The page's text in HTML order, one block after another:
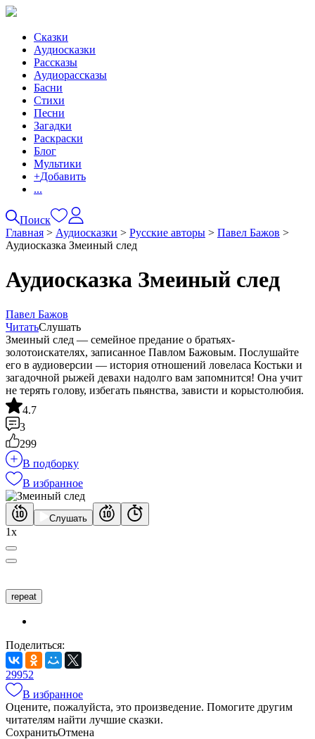
Сказки
Аудиосказки
Рассказы
Аудиорассказы
Басни
Стихи
Песни
Загадки
Раскраски
Блог
Мультики
+Добавить
...
Поиск
Главная > Аудиосказки > Русские авторы > Павел Бажов >
Аудиосказка Змеиный след
Аудиосказка Змеиный след
Павел Бажов
ЧитатьСлушать
Змеиный след — семейное предание о братьях-
золотоискателях, записанное Павлом Бажовым. Послушайте
его в аудиоверсии — история отношений ловеласа Костьки и
загадочной рыжей девахи надолго вам запомнится! Она учит
не терять голову, избегать пьянства, зависти и корыстолюбия.
4.7
3
299
В подборку
В избранное
Слушать
1x
repeat
Поделиться:
29952
В избранное
Оцените, пожалуйста, это произведение. Помогите другим
читателям найти лучшие сказки.
СохранитьОтмена